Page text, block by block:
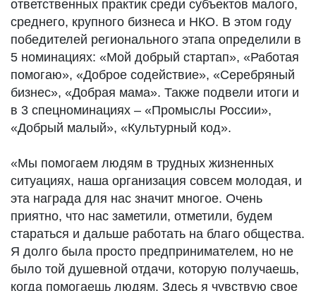
ответственных практик среди субъектов малого,
среднего, крупного бизнеса и НКО. В этом году
победителей регионального этапа определили в
5 номинациях: «Мой добрый стартап», «Работая
помогаю», «Доброе содействие», «Серебряный
бизнес», «Добрая мама». Также подвели итоги и
в 3 спецноминациях – «Промыслы России»,
«Добрый малый», «Культурный код».
«Мы помогаем людям в трудных жизненных
ситуациях, наша организация совсем молодая, и
эта награда для нас значит многое. Очень
приятно, что нас заметили, отметили, будем
стараться и дальше работать на благо общества.
Я долго была просто предпринимателем, но не
было той душевной отдачи, которую получаешь,
когда помогаешь людям. Здесь я чувствую свое